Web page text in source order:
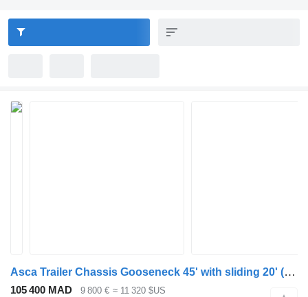
Asca Trailer Chassis Gooseneck 45' with sliding 20' (664809)
105 400 MAD
9 800 € ≈ 11 320 $US